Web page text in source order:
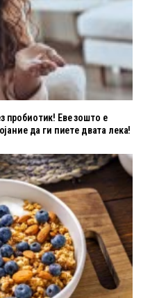
пробиотик! Еве зошто е
да ги пиете двата лека!